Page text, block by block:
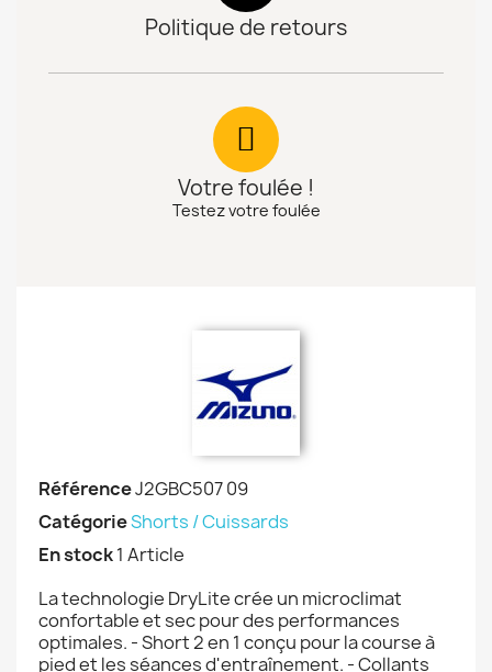
Politique de retours
Votre foulée !
Testez votre foulée
RéférenceJ2GBC507 09
CatégorieShorts / Cuissards
En stock1 Article
La technologie DryLite crée un microclimat
confortable et sec pour des performances
optimales. - Short 2 en 1 conçu pour la course à
pied et les séances d'entraînement. - Collants